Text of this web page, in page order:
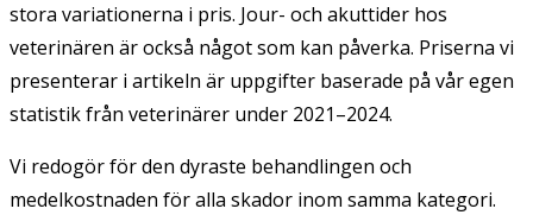
stora variationerna i pris. Jour- och akuttider hos
veterinären är också något som kan påverka. Priserna vi
presenterar i artikeln är uppgifter baserade på vår egen
statistik från veterinärer under 2021–2024.
Vi redogör för den dyraste behandlingen och
medelkostnaden för alla skador inom samma kategori.